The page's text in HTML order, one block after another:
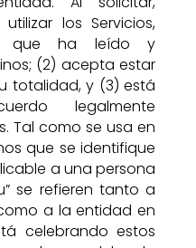
los Servicios,
que ha leído y
(2) acepta estar
totalidad, y (3) está
legalmente
Tal como se usa en
que se identifique
a una persona
se refieren tanto a
a la entidad en
celebrando estos